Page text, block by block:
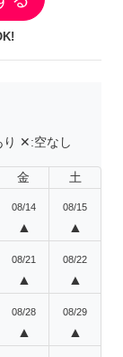
✕:空なし
金 土
08/14
▲
08/15
▲
08/21
▲
08/22
▲
08/28
▲
08/29
▲